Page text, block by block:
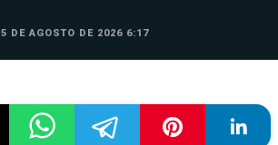
5 DE AGOSTO DE 2026 6:17